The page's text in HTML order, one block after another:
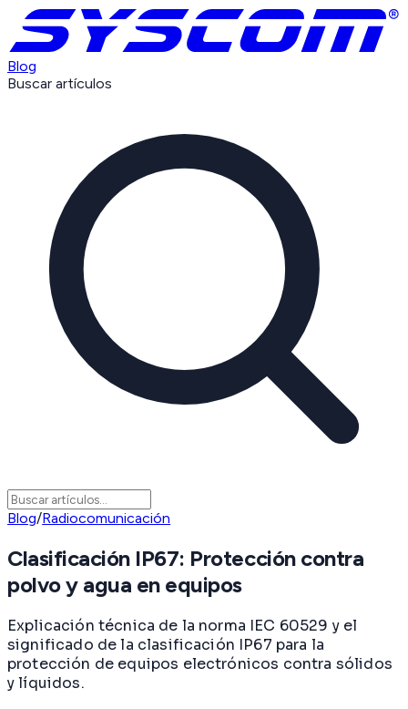
Blog
Buscar artículos
Blog/Radiocomunicación
Clasificación IP67: Protección contra
polvo y agua en equipos
Explicación técnica de la norma IEC 60529 y el
significado de la clasificación IP67 para la
protección de equipos electrónicos contra sólidos
y líquidos.